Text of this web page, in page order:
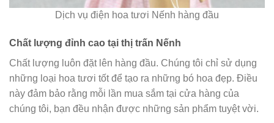
Dịch vụ điện hoa tươi Nếnh hàng đầu
Chất lượng đỉnh cao tại thị trấn Nếnh
Chất lượng luôn đặt lên hàng đầu. Chúng tôi chỉ sử dụng
những loại hoa tươi tốt để tạo ra những bó hoa đẹp. Điều
này đảm bảo rằng mỗi lần mua sắm tại cửa hàng của
chúng tôi, bạn đều nhận được những sản phẩm tuyệt vời.